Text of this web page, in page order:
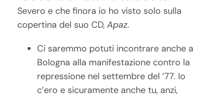
Severo e che finora io ho visto solo sulla
copertina del suo CD,Apaz.
Ci saremmo potuti incontrare anche a
Bologna alla manifestazione contro la
repressione nel settembre del ’77. Io
c’ero e sicuramente anche tu, anzi,